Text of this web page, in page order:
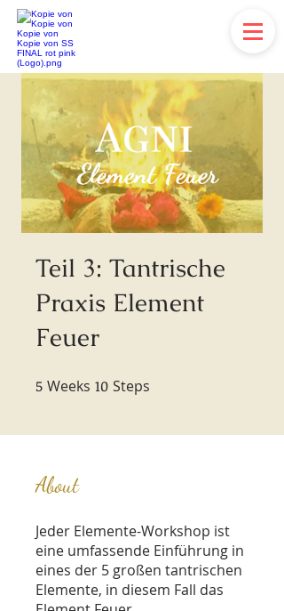
Teil 3: Tantrische
Praxis Element
Feuer
5 Weeks 5 Weeks
10 Steps
About
Jeder Elemente-Workshop ist
eine umfassende Einführung in
eines der 5 großen tantrischen
Elemente, in diesem Fall das